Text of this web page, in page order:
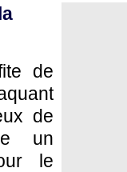
de
de
un
le